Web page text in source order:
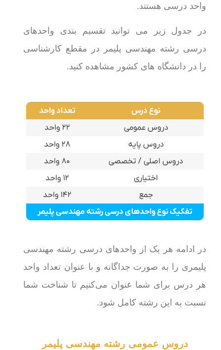
واحد درسی هستند.
در جدول زیر می توانید تقسیم بندی واحدهای
درسی رشته مهندسی پلیمر در مقطع کارشناسی
را در دانشگاه های کشور مشاهده کنید.
نوع درس تعداد واحد
تفکیک نوع واحدهای درسی رشته مهندسی پلیمر
دروس عمومی
۲۲ واحد
دروس پایه
۲۸ واحد
دروس اصلی / تخصصی
۸۰ واحد
اختیاری
۱۲ واحد
جمع
۱۴۲ واحد
در ادامه هر یک از واحدهای درسی رشته مهندسی
پلیمری را به صورت جداگانه و با عنوان تعداد واحد
هر درس برای شما عنوان می‌کنیم تا شناخت شما
نسبت به این رشته کامل شود.
دروس عمومی رشته مهندسی پلیمر